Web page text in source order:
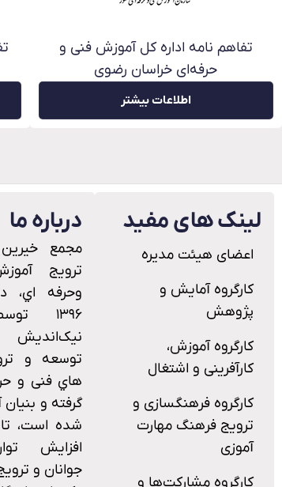
تفاهم نامه اداره کل آموزش فنی و
حرفه‌ای خراسان رضوی
اطلاعات بیشتر
لینک های مفید
اعضای هیئت مدیره
کارگروه آمایش و
پژوهش
کارگروه آموزش،
کارآفرینی و اشتغال
کارگروه فرهنگسازی و
ترویج فرهنگ مهارت
آموزی
کارگروه مشارکت‌ها و
درباره ما
ﻣﺠﻤﻊ
ﺗﺮوﯾﺞ
وﺣﺮﻓﻪ اي،
۱۳۹۶
ﺗﻮﺳﻌﻪ و
ﻫﺎي ﻓﻨﯽ و
ﮔﺮﻓﺘﻪ و
ﺷﺪه اﺳﺖ،
اﻓﺰاﯾﺶ
ﺟﻮاﻧﺎن و